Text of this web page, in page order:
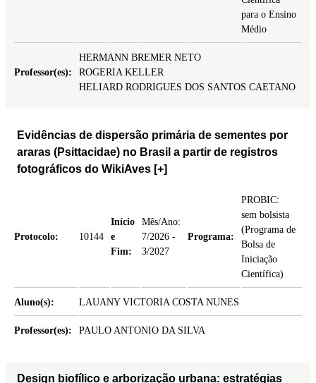
para o Ensino
Médio
Professor(es):
HERMANN BREMER NETO
ROGERIA KELLER
HELIARD RODRIGUES DOS SANTOS CAETANO
Evidências de dispersão primária de sementes por
araras (Psittacidae) no Brasil a partir de registros
fotográficos do WikiAves [+]
Protocolo: 10144
Início
e
Fim:
Mês/Ano:
7/2026 -
3/2027
Programa:
PROBIC:
sem bolsista
(Programa de
Bolsa de
Iniciação
Científica)
Aluno(s): LAUANY VICTORIA COSTA NUNES
Professor(es): PAULO ANTONIO DA SILVA
Design biofílico e arborização urbana: estratégias